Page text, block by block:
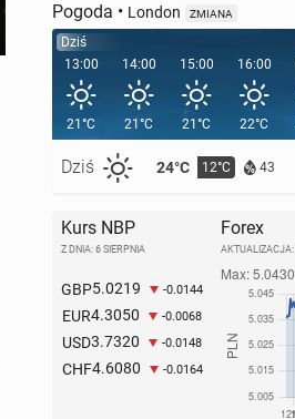
Pogoda • London ZMIANA
Dziś
13:00
21°C
Dziś 24°C 12°C 43
14:00
21°C
15:00
21°C
16:00
22°C
Kurs NBP
Z DNIA: 6 SIERPNIA
GBP5.0219 -0.0144
EUR4.3050 -0.0068
USD3.7320 -0.0148
CHF4.6080 -0.0164
Forex
AKTUALIZACJA: